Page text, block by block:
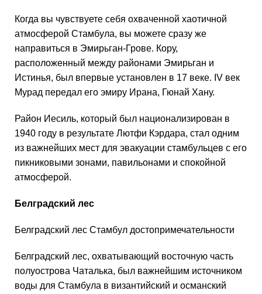
Когда вы чувствуете себя охваченной хаотичной
атмосферой Стамбула, вы можете сразу же
направиться в Эмирьган-Грове. Кору,
расположенный между районами Эмирьган и
Истинья, был впервые установлен в 17 веке. IV век
Мурад передал его эмиру Ирана, Гюнай Хану.
Район Иесиль, который был национализирован в
1940 году в результате Лютфи Кэрдара, стал одним
из важнейших мест для эвакуации стамбульцев с его
пикниковыми зонами, павильонами и спокойной
атмосферой.
Белградский лес
Белградский лес Стамбул достопримечательности
Белградский лес, охватывающий восточную часть
полуострова Чаталька, был важнейшим источником
воды для Стамбула в византийский и османский